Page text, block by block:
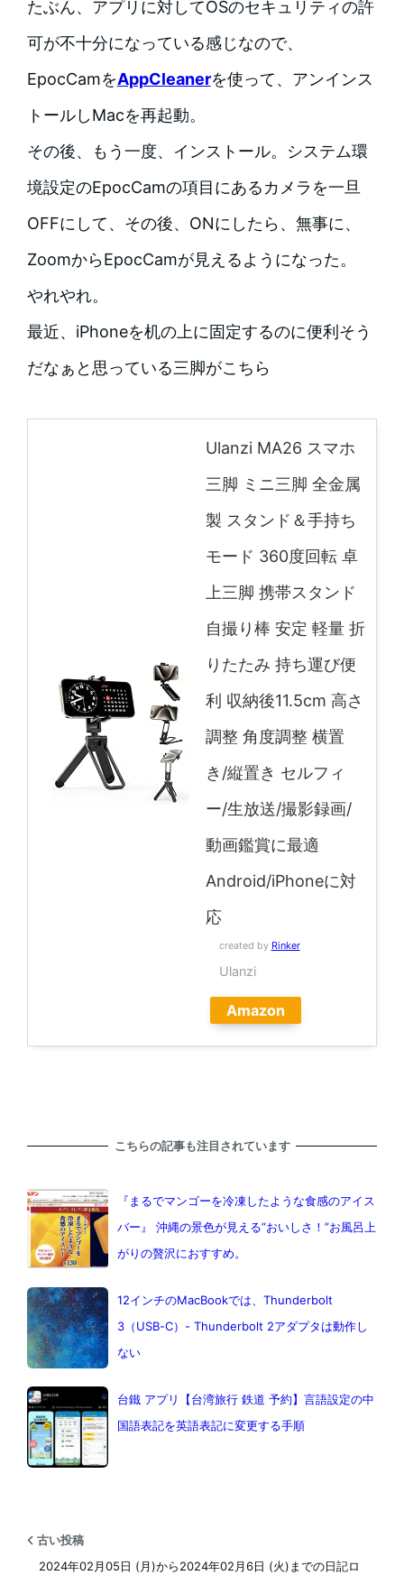
たぶん、アプリに対してOSのセキュリティの許
可が不十分になっている感じなので、
EpocCamをAppCleanerを使って、アンインス
トールしMacを再起動。
その後、もう一度、インストール。システム環
境設定のEpocCamの項目にあるカメラを一旦
OFFにして、その後、ONにしたら、無事に、
ZoomからEpocCamが見えるようになった。
やれやれ。
最近、iPhoneを机の上に固定するのに便利そう
だなぁと思っている三脚がこちら
Ulanzi MA26 スマホ
三脚 ミニ三脚 全金属
製 スタンド＆手持ち
モード 360度回転 卓
上三脚 携帯スタンド
自撮り棒 安定 軽量 折
りたたみ 持ち運び便
利 収納後11.5cm 高さ
調整 角度調整 横置
き/縦置き セルフィ
ー/生放送/撮影録画/
動画鑑賞に最適
Android/iPhoneに対
応
created by Rinker
Ulanzi
Amazon
こちらの記事も注目されています
『まるでマンゴーを冷凍したような食感のアイス
バー』 沖縄の景色が見える”おいしさ！”お風呂上
がりの贅沢におすすめ。
12インチのMacBookでは、Thunderbolt
3（USB-C）- Thunderbolt 2アダプタは動作し
ない
台鐵 アプリ【台湾旅行 鉄道 予約】言語設定の中
国語表記を英語表記に変更する手順
古い投稿
2024年02月05日 (月)から2024年02月6日 (火)までの日記ロ